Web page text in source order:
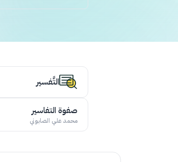
التَّفسير
صفوة التفاسير
محمد علي الصابوني